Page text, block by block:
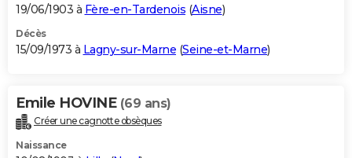
19/06/1903 à Fère-en-Tardenois (Aisne)
Décès
15/09/1973 à Lagny-sur-Marne (Seine-et-Marne)
Emile HOVINE (69 ans)
Créer une cagnotte obsèques
Naissance